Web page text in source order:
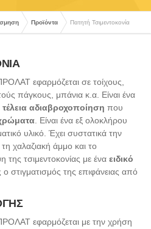
Προϊόντα Πατητή Τσιμεντοκονία
εφαρμόζεται σε τοίχους,
πάγκους, μπάνια κ.α. Είναι ένα
τέλεια αδιαβροχοποίηση που
. Είναι ένα εξ ολοκλήρου
υλικό. Έχει συστατικά την
χαλαζιακή άμμο και το
τσιμεντοκονίας με ένα ειδικό
στιγματισμός της επιφάνειας από
εφαρμόζεται με την χρήση